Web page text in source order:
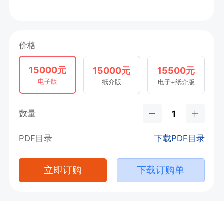
价格
15000元
电子版
15000元
纸介版
15500元
电子+纸介版
数量
PDF目录 下载PDF目录
立即订购 下载订购单